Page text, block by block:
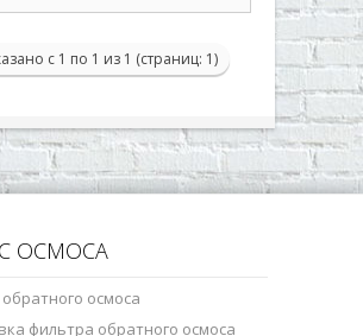
с 1 по 1 из 1 (страниц: 1)
ОСМОСА
осмоса
фильтра обратного осмоса